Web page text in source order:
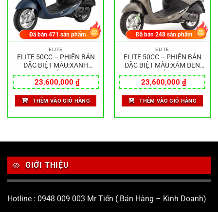
ELITE
ELITE 50CC – PHIÊN BẢN
ĐẶC BIỆT MÀU:XANH
23,600,000 ₫
Đã bán471 sản phẩm
THÊM VÀO GIỎ HÀNG
ELITE
ELITE 50CC – PHIÊN BẢN
ĐẶC BIỆT MÀU:XÁM ĐEN
23,600,000 ₫
Đã bán248 sản phẩm
THÊM VÀO GIỎ HÀNG
GIỚI THIỆU
Hotline : 0948 009 003 Mr Tiến ( Bán Hàng – Kinh Doanh)